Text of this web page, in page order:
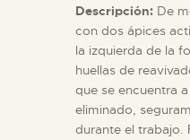
Descripción: De
con dos ápices
la izquierda de la
huellas de
que se encuentra
eliminado,
durante el trabajo.